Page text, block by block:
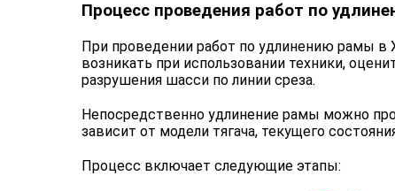
Процесс проведения работ по
При проведении работ по удлинению рамы в
возникать при использовании техники,
разрушения шасси по линии среза.
Непосредственно удлинение рамы можно
зависит от модели тягача, текущего
Процесс включает следующие этапы: